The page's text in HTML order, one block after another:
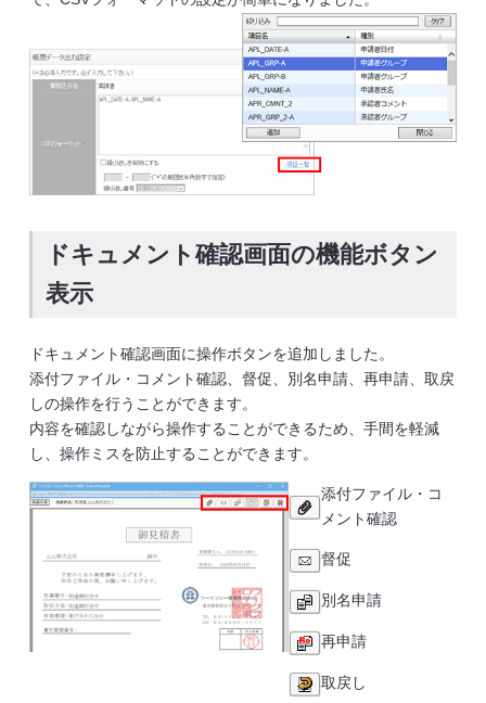
ドキュメント確認画面の機能ボタン
表示
ドキュメント確認画面に操作ボタンを追加しました。
添付ファイル・コメント確認、督促、別名申請、再申請、取戻
しの操作を行うことができます。
内容を確認しながら操作することができるため、手間を軽減
し、操作ミスを防止することができます。
添付ファイル・コ
メント確認
督促
別名申請
再申請
取戻し